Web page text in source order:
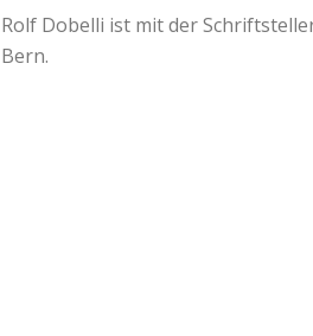
Rolf Dobelli ist mit der
Bern.